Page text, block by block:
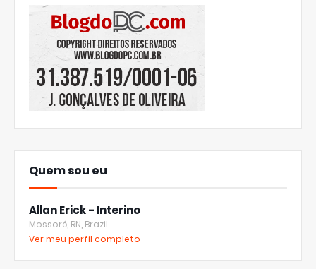
Quem sou eu
Allan Erick - Interino
Mossoró, RN, Brazil
Ver meu perfil completo